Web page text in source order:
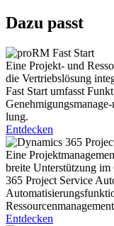
Dazu passt
Eine Projekt- und
die Vertriebslösung
Fast Start umfasst
lung.
Entdecken
Eine
breite Unterstützung
365 Project Service
Entdecken